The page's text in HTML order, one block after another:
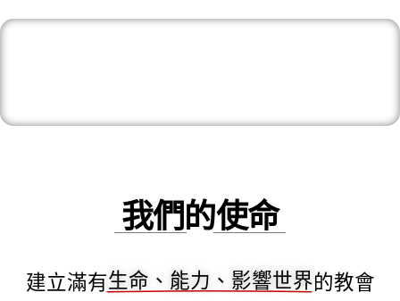
我們的使命
建立滿有生命、能力、影響世界的教會